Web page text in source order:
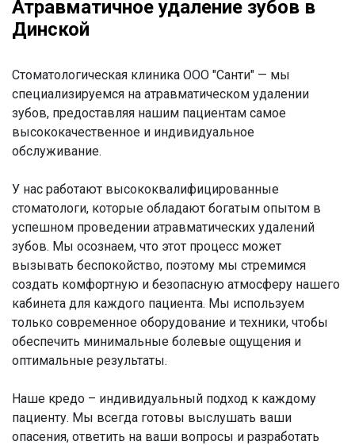
Атравматичное удаление зубов в
Динской
Cтоматологическая клиника ООО "Санти" — мы
специализируемся на атравматическом удалении
зубов, предоставляя нашим пациентам самое
высококачественное и индивидуальное
обслуживание.
У нас работают высококвалифицированные
стоматологи, которые обладают богатым опытом в
успешном проведении атравматических удалений
зубов. Мы осознаем, что этот процесс может
вызывать беспокойство, поэтому мы стремимся
создать комфортную и безопасную атмосферу нашего
кабинета для каждого пациента. Мы используем
только современное оборудование и техники, чтобы
обеспечить минимальные болевые ощущения и
оптимальные результаты.
Наше кредо – индивидуальный подход к каждому
пациенту. Мы всегда готовы выслушать ваши
опасения, ответить на ваши вопросы и разработать